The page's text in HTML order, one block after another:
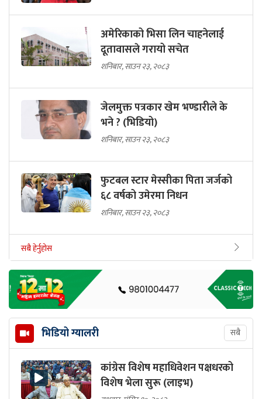
अमेरिकाको भिसा लिन चाहनेलाई
दूतावासले गरायो सचेत
शनिबार, साउन २३, २०८३
जेलमुक्त पत्रकार खेम भण्डारीले के
भने ? (भिडियो)
शनिबार, साउन २३, २०८३
फुटबल स्टार मेस्सीका पिता जर्जको
६८ वर्षको उमेरमा निधन
शनिबार, साउन २३, २०८३
सबै हेर्नुहोस
भिडियो ग्यालरी सबै
कांग्रेस विशेष महाधिवेशन पक्षधरको
विशेष भेला सुरू (लाइभ)